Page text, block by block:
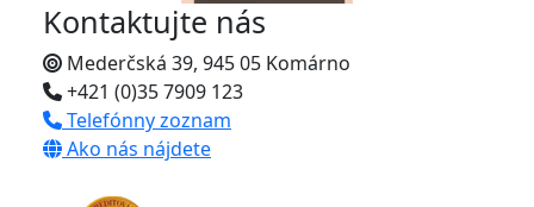
Kontaktujte nás
Mederčská 39, 945 05 Komárno
+421 (0)35 7909 123
Telefónny zoznam
Ako nás nájdete